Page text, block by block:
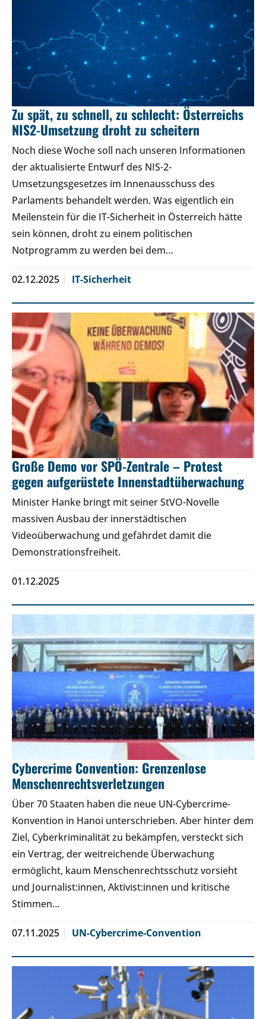
Zu spät, zu schnell, zu schlecht: Österreichs
NIS2-Umsetzung droht zu scheitern
Noch diese Woche soll nach unseren Informationen
der aktualisierte Entwurf des NIS-2-
Umsetzungsgesetzes im Innenausschuss des
Parlaments behandelt werden. Was eigentlich ein
Meilenstein für die IT-Sicherheit in Österreich hätte
sein können, droht zu einem politischen
Notprogramm zu werden bei dem…
02.12.2025 IT-Sicherheit
Große Demo vor SPÖ-Zentrale – Protest
gegen aufgerüstete Innenstadtüberwachung
Minister Hanke bringt mit seiner StVO-Novelle
massiven Ausbau der innerstädtischen
Videoüberwachung und gefährdet damit die
Demonstrationsfreiheit.
01.12.2025
Cybercrime Convention: Grenzenlose
Menschenrechtsverletzungen
Über 70 Staaten haben die neue UN-Cybercrime-
Konvention in Hanoi unterschrieben. Aber hinter dem
Ziel, Cyberkriminalität zu bekämpfen, versteckt sich
ein Vertrag, der weitreichende Überwachung
ermöglicht, kaum Menschenrechtsschutz vorsieht
und Journalist:innen, Aktivist:innen und kritische
Stimmen…
07.11.2025 UN-Cybercrime-Convention